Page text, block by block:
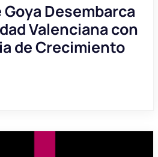
Goya Desembarca
Valenciana con
de Crecimiento